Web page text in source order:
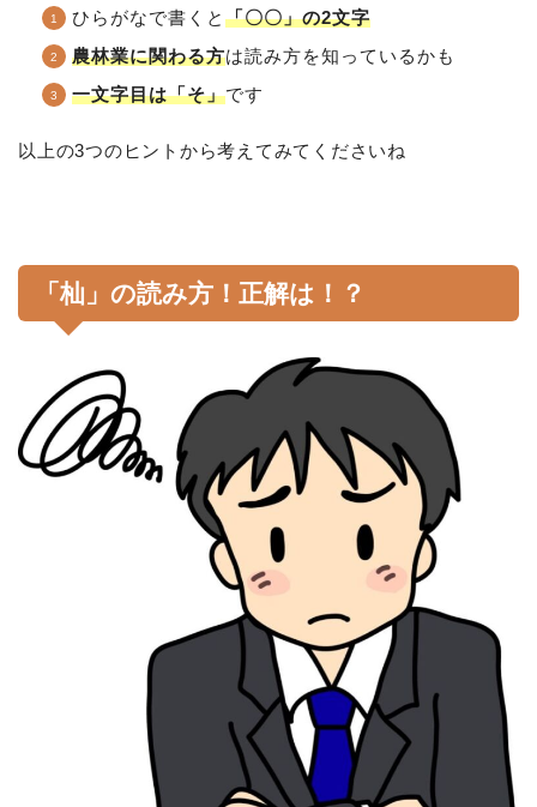
ひらがなで書くと 「〇〇」の2文字
農林業に関わる方は読み方を知っているかも
一文字目は「そ」です
以上の3つのヒントから考えてみてくださいね
「杣」の読み方！正解は！？